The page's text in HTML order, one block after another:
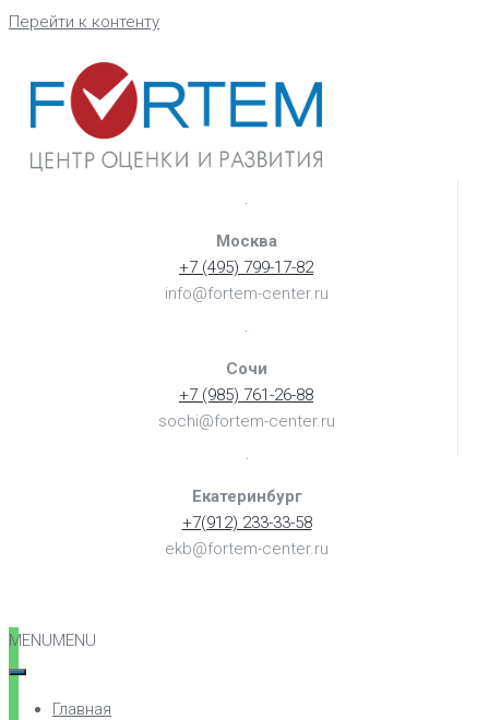
Перейти к контенту
Москва
+7 (495) 799-17-82
info@fortem-center.ru
Сочи
+7 (985) 761-26-88
sochi@fortem-center.ru
Екатеринбург
+7(912) 233-33-58
ekb@fortem-center.ru
MENUMENU
Главная